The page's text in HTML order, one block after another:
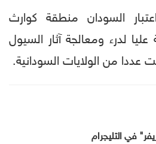
السودان منطقة كوارث
لدرء ومعالجة آثار السيول
عددا من الولايات السودانية.
في التليجرام